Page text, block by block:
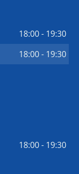
18:00 - 19:30
18:00 - 19:30
18:00 - 19:30